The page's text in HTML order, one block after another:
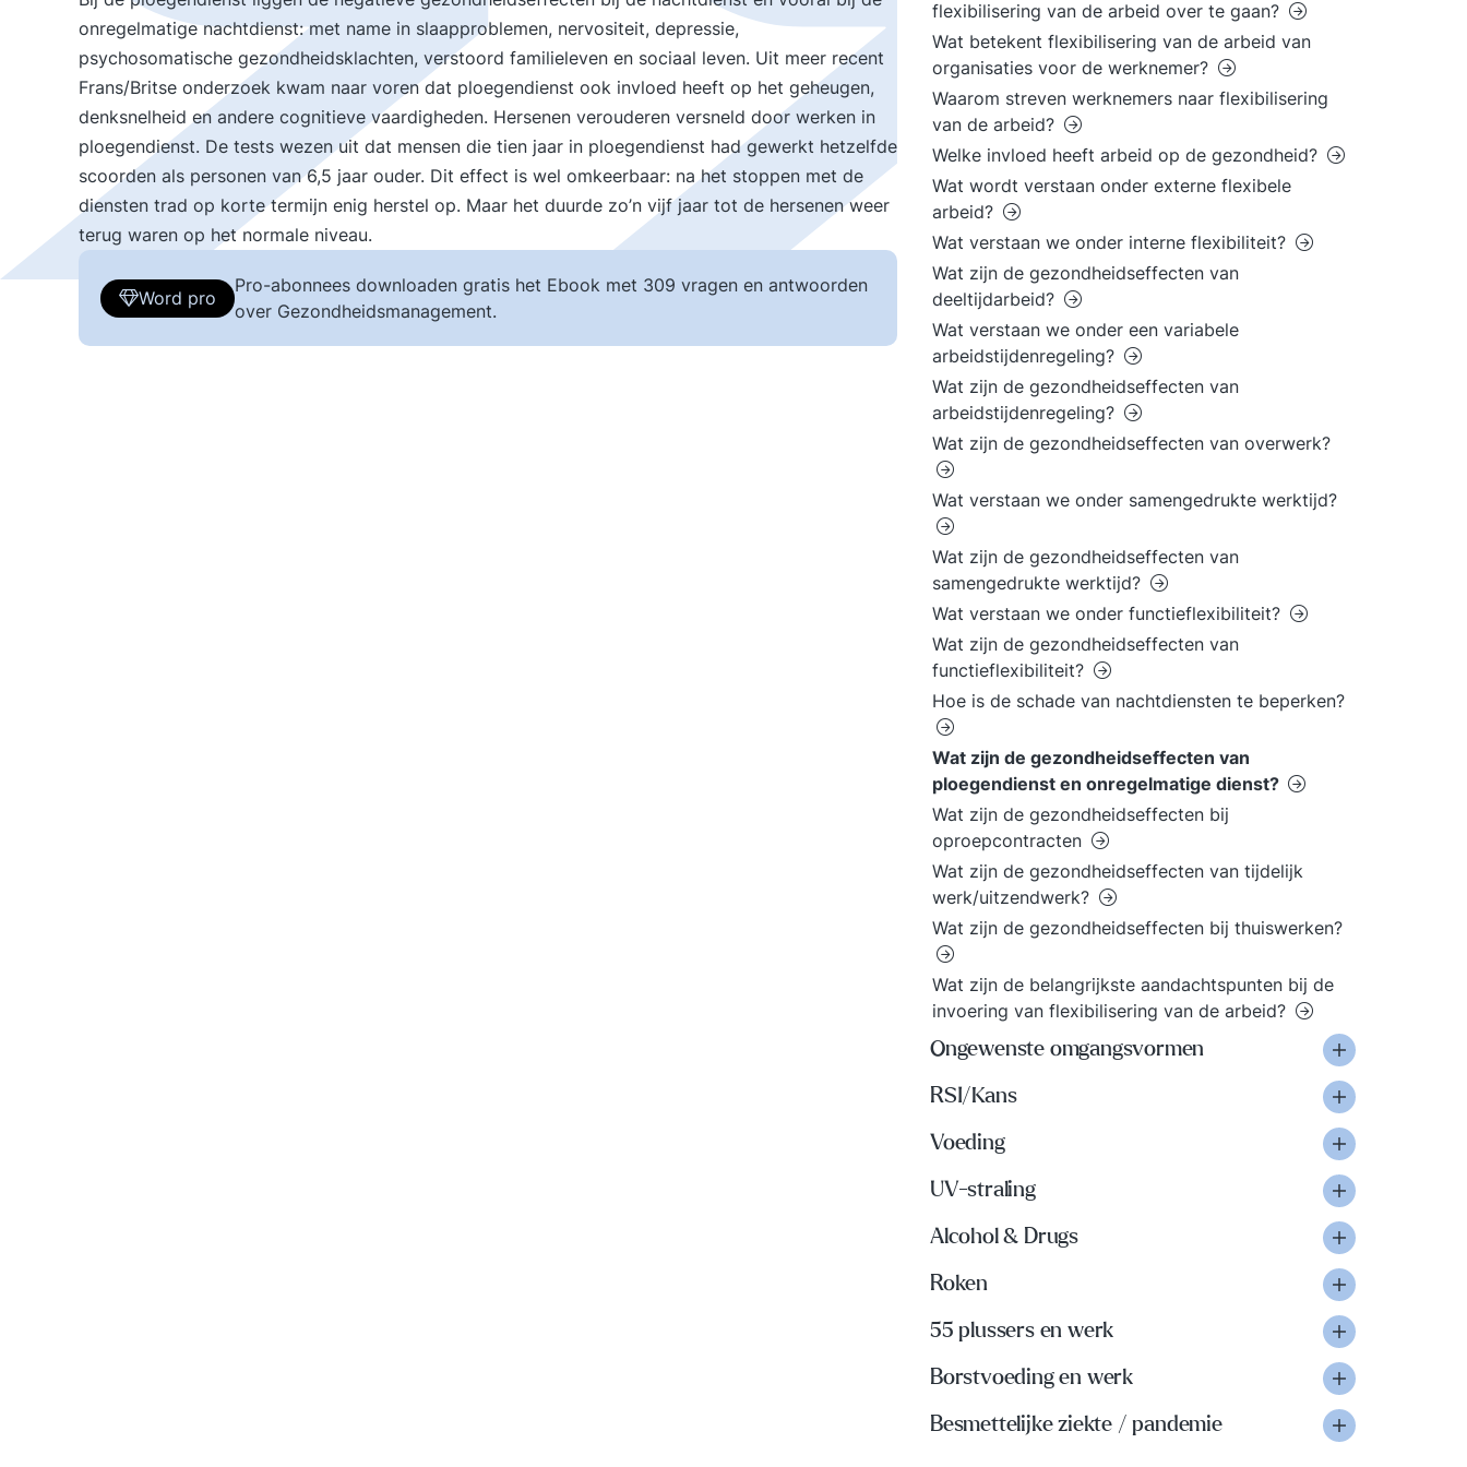
onregelmatige nachtdienst: met name in slaapproblemen, nervositeit, depressie,
psychosomatische gezondheidsklachten, verstoord familieleven en sociaal leven. Uit meer recent
Frans/Britse onderzoek kwam naar voren dat ploegendienst ook invloed heeft op het geheugen,
denksnelheid en andere cognitieve vaardigheden. Hersenen verouderen versneld door werken in
ploegendienst. De tests wezen uit dat mensen die tien jaar in ploegendienst had gewerkt hetzelfde
scoorden als personen van 6,5 jaar ouder. Dit effect is wel omkeerbaar: na het stoppen met de
diensten trad op korte termijn enig herstel op. Maar het duurde zo’n vijf jaar tot de hersenen weer
terug waren op het normale niveau.
Word pro
Pro-abonnees downloaden gratis het Ebook met 309 vragen en antwoorden
over Gezondheidsmanagement.
flexibilisering van de arbeid over te gaan?
Wat betekent flexibilisering van de arbeid van
organisaties voor de werknemer?
Waarom streven werknemers naar flexibilisering
van de arbeid?
Welke invloed heeft arbeid op de gezondheid?
Wat wordt verstaan onder externe flexibele
arbeid?
Wat verstaan we onder interne flexibiliteit?
Wat zijn de gezondheidseffecten van
deeltijdarbeid?
Wat verstaan we onder een variabele
arbeidstijdenregeling?
Wat zijn de gezondheidseffecten van
arbeidstijdenregeling?
Wat zijn de gezondheidseffecten van overwerk?
Wat verstaan we onder samengedrukte werktijd?
Wat zijn de gezondheidseffecten van
samengedrukte werktijd?
Wat verstaan we onder functieflexibiliteit?
Wat zijn de gezondheidseffecten van
functieflexibiliteit?
Hoe is de schade van nachtdiensten te beperken?
Wat zijn de gezondheidseffecten van
ploegendienst en onregelmatige dienst?
Wat zijn de gezondheidseffecten bij
oproepcontracten
Wat zijn de gezondheidseffecten van tijdelijk
werk/uitzendwerk?
Wat zijn de gezondheidseffecten bij thuiswerken?
Wat zijn de belangrijkste aandachtspunten bij de
invoering van flexibilisering van de arbeid?
Ongewenste omgangsvormen
RSI/Kans
Voeding
UV-straling
Alcohol & Drugs
Roken
55 plussers en werk
Borstvoeding en werk
Besmettelijke ziekte / pandemie